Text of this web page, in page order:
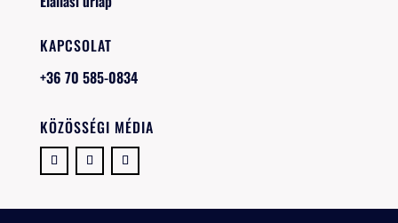
KAPCSOLAT
+36 70 585-0834
KÖZÖSSÉGI MÉDIA